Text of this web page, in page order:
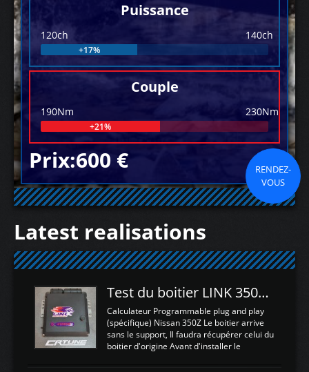
Puissance
120ch 140ch
+17%
Couple
190Nm 230Nm
+21%
Prix:600 €
RENDEZ-
VOUS
Latest realisations
Test du boitier LINK 350Z Plugin ECU
Calculateur Programmable plug and play
(spécifique) Nissan 350Z Le boitier arrive
sans le support, Il faudra récupérer celui du
boitier d'origine Avant d'installer le